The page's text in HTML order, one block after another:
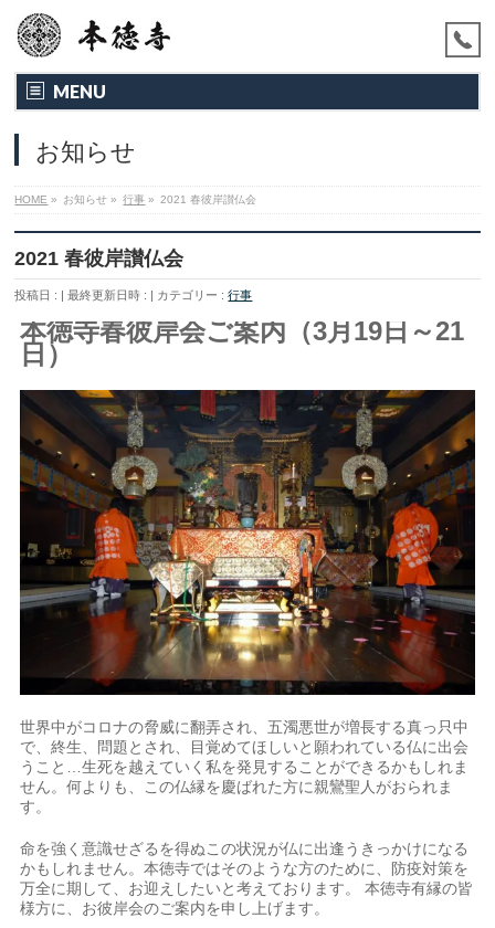
MENU
お知らせ
HOME » お知らせ » 行事 » 2021 春彼岸讃仏会
2021 春彼岸讃仏会
投稿日 : 最終更新日時 : カテゴリー :行事
本徳寺春彼岸会ご案内 （3月19日～21
日）
世界中がコロナの脅威に翻弄され、五濁悪世が増長する真っ只中
で、終生、問題とされ、目覚めてほしいと願われている仏に出会
うこと…生死を越えていく私を発見することができるかもしれま
せん。何よりも、この仏縁を慶ばれた方に親鸞聖人がおられま
す。
命を強く意識せざるを得ぬこの状況が仏に出逢うきっかけになる
かもしれません。本徳寺ではそのような方のために、防疫対策を
万全に期して、お迎えしたいと考えております。 本徳寺有縁の皆
様方に、お彼岸会のご案内を申し上げます。